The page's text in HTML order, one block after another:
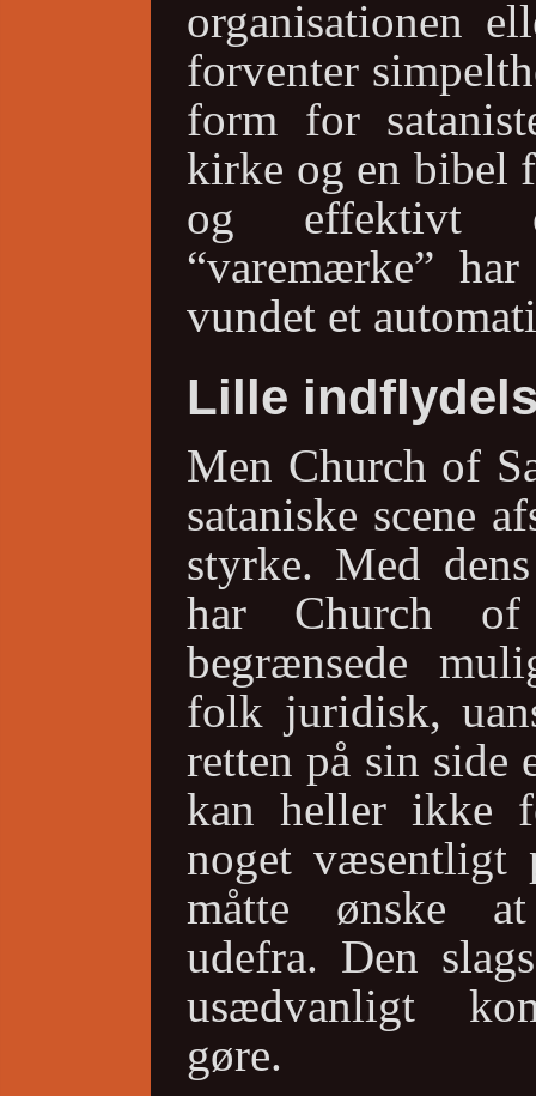
organisationen
forventer
form for
kirke og en bibel
og effektivt
“varemærke”
vundet et
Lille
Men Church of
sataniske scene
styrke. Med
har Church of
begrænsede
folk juridisk,
retten på sin side
kan heller ikke
noget væsentligt
måtte ønske at
udefra. Den
usædvanligt
gøre.